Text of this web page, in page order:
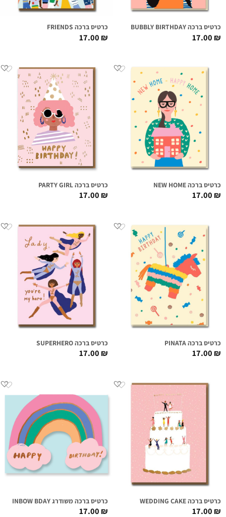
כרטיס ברכה BUBBLY BIRTHDAY
17.00₪
כרטיס ברכה FRIENDS
17.00₪
כרטיס ברכה NEW HOME
17.00₪
כרטיס ברכה PARTY GIRL
17.00₪
כרטיס ברכה PINATA
17.00₪
כרטיס ברכה SUPERHERO
17.00₪
כרטיס ברכה WEDDING CAKE
17.00₪
כרטיס ברכה משודרג RAINBOW BDAY
17.00₪